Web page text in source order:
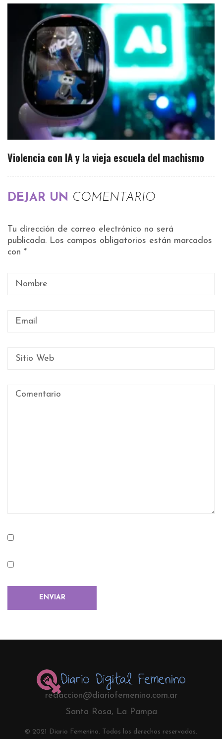
Violencia con IA y la vieja escuela del machismo
DEJAR UN COMENTARIO
Tu dirección de correo electrónico no será
publicada. Los campos obligatorios están marcados
con *
redaccion@diariofemenino.com.ar
Santa Rosa, La Pampa
© 2021 Diario Femenino. Todos los derechos reservados.